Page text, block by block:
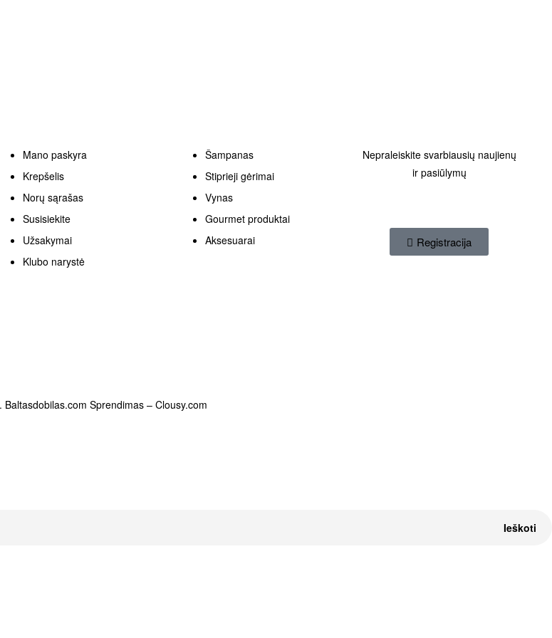
Mano paskyra
Krepšelis
Norų sąrašas
Susisiekite
Užsakymai
Klubo narystė
Šampanas
Stiprieji gėrimai
Vynas
Gourmet produktai
Aksesuarai
Nepraleiskite svarbiausių naujienų
ir pasiūlymų
Registracija
Sprendimas – Clousy.com
Ieškoti